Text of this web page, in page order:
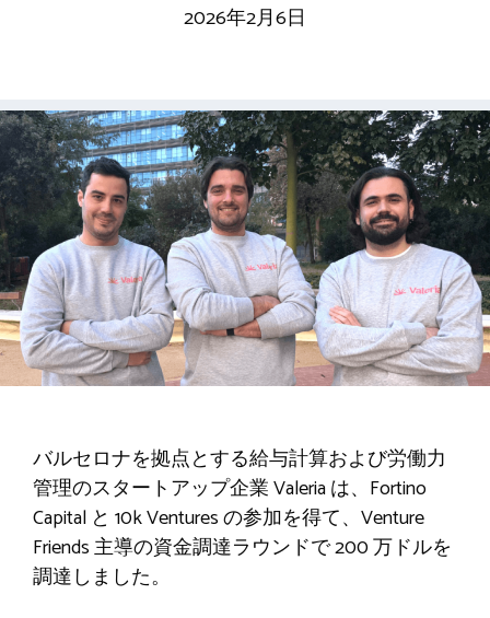
2026年2月6日
バルセロナを拠点とする給与計算および労働力
管理のスタートアップ企業 Valeria は、Fortino
Capital と 10k Ventures の参加を得て、Venture
Friends 主導の資金調達ラウンドで 200 万ドルを
調達しました。